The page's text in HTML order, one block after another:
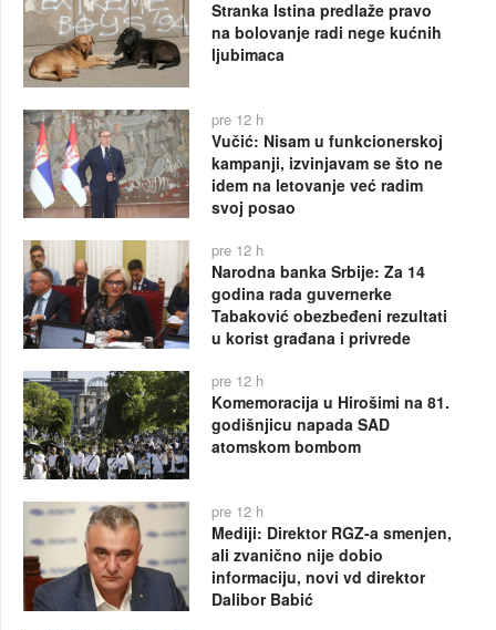
Stranka Istina predlaže pravo
na bolovanje radi nege kućnih
ljubimaca
pre 12 h
Vučić: Nisam u funkcionerskoj
kampanji, izvinjavam se što ne
idem na letovanje već radim
svoj posao
pre 12 h
Narodna banka Srbije: Za 14
godina rada guvernerke
Tabaković obezbeđeni rezultati
u korist građana i privrede
pre 12 h
Komemoracija u Hirošimi na 81.
godišnjicu napada SAD
atomskom bombom
pre 12 h
Mediji: Direktor RGZ-a smenjen,
ali zvanično nije dobio
informaciju, novi vd direktor
Dalibor Babić